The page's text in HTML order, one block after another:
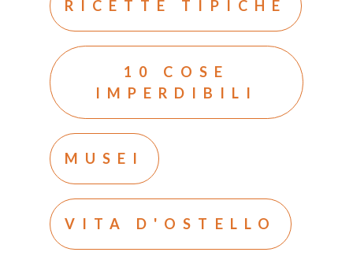
RICETTE TIPICHE
10 COSE
IMPERDIBILI
MUSEI
VITA D'OSTELLO